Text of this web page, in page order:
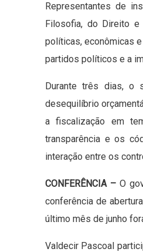
Representantes de
Filosofia, do Direito
políticas, econômicas
partidos políticos e a
Durante três dias, o
desequilíbrio
a fiscalização em
transparência e os
interação entre os
CONFERÊNCIA –O
conferência de
último mês de junho
Valdecir Pascoal